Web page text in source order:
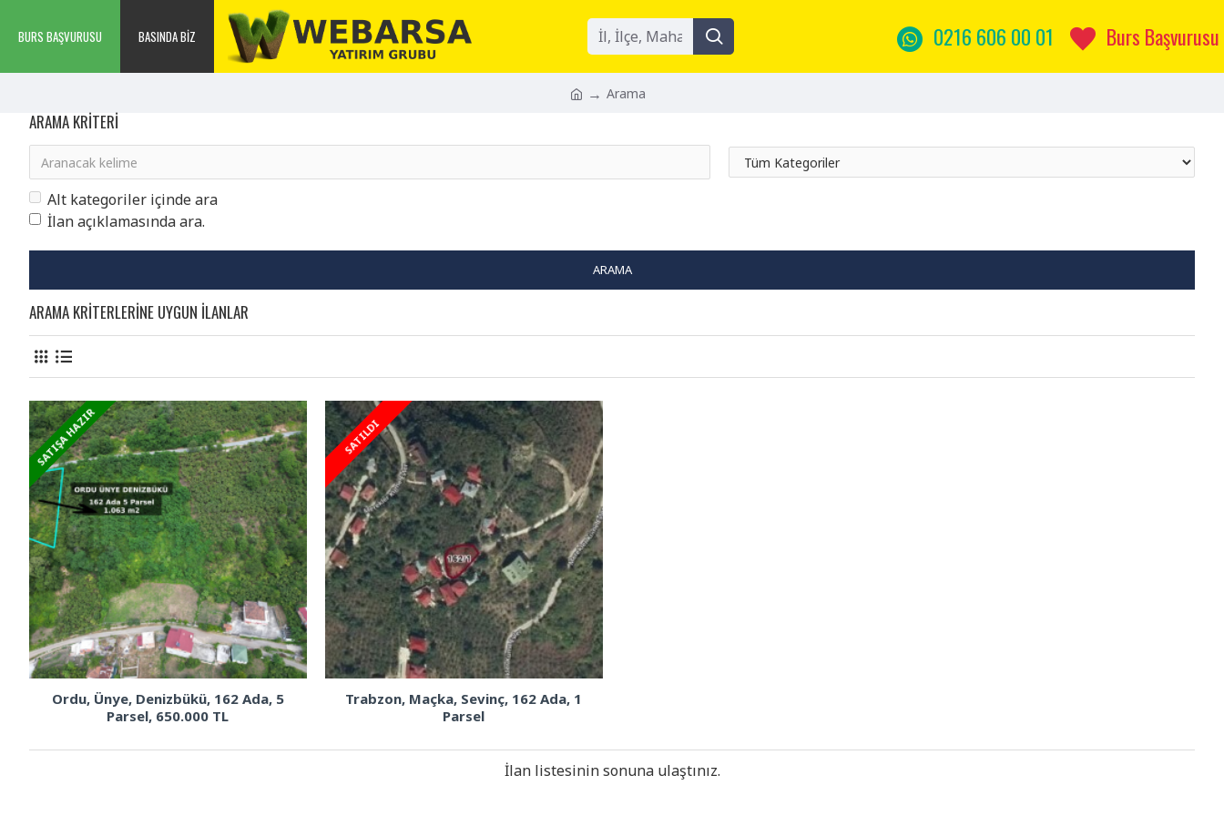
BURS BAŞVURUSU BASINDA BIZ 0216 606 00 01 Burs Başvurusu
Arama
ARAMA KRITERI
Alt kategoriler içinde ara
İlan açıklamasında ara.
ARAMA
ARAMA KRITERLERINE UYGUN ILANLAR
SATIŞA HAZIR
Ordu, Ünye, Denizbükü, 162 Ada, 5
Parsel, 650.000 TL
SATILDI
Trabzon, Maçka, Sevinç, 162 Ada, 1
Parsel
İlan listesinin sonuna ulaştınız.